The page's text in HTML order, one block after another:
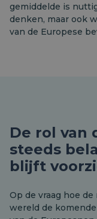
gemiddelde is
denken, maar ook
van de Europese
De rol van
steeds
blijft
Op de vraag hoe
wereld de